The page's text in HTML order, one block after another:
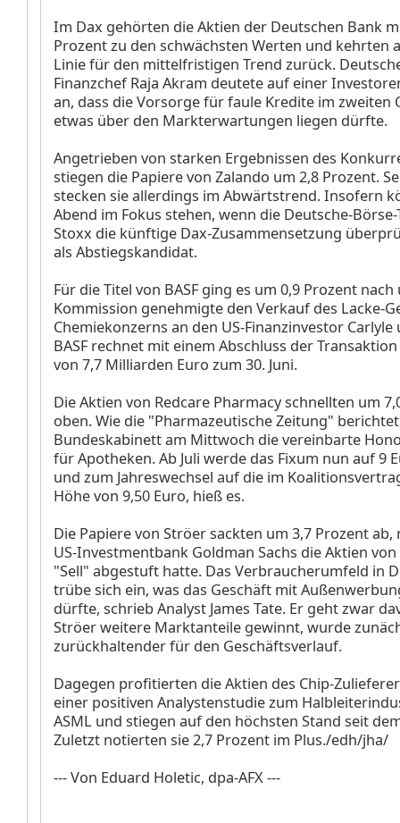
Im Dax gehörten die Aktien der Deutschen Bank
Prozent zu den schwächsten Werten und kehrten
Linie für den mittelfristigen Trend zurück.
Finanzchef Raja Akram deutete auf einer
an, dass die Vorsorge für faule Kredite im zweiten
etwas über den Markterwartungen liegen dürfte.
Angetrieben von starken Ergebnissen des
stiegen die Papiere von Zalando um 2,8 Prozent.
stecken sie allerdings im Abwärtstrend. Insofern
Abend im Fokus stehen, wenn die Deutsche-Börse-
Stoxx die künftige Dax-Zusammensetzung
als Abstiegskandidat.
Für die Titel von BASF ging es um 0,9 Prozent nach
Kommission genehmigte den Verkauf des Lacke-
Chemiekonzerns an den US-Finanzinvestor
BASF rechnet mit einem Abschluss der
von 7,7 Milliarden Euro zum 30. Juni.
Die Aktien von Redcare Pharmacyschnellten um
oben. Wie die "Pharmazeutische Zeitung"
Bundeskabinett am Mittwoch die vereinbarte
für Apotheken. Ab Juli werde das Fixum nun auf 9
und zum Jahreswechsel auf die im
Höhe von 9,50 Euro, hieß es.
Die Papiere von Ströersackten um 3,7 Prozent ab,
US-Investmentbank Goldman Sachs die Aktien
"Sell" abgestuft hatte. Das Verbraucherumfeld in
trübe sich ein, was das Geschäft mit
dürfte, schrieb Analyst James Tate. Er geht zwar
Ströer weitere Marktanteile gewinnt, wurde
zurückhaltender für den Geschäftsverlauf.
Dagegen profitierten die Aktien des Chip-
einer positiven Analystenstudie zum
ASML und stiegen auf den höchsten Stand seit
Zuletzt notierten sie 2,7 Prozent im Plus./edh/jha/
--- Von Eduard Holetic, dpa-AFX ---